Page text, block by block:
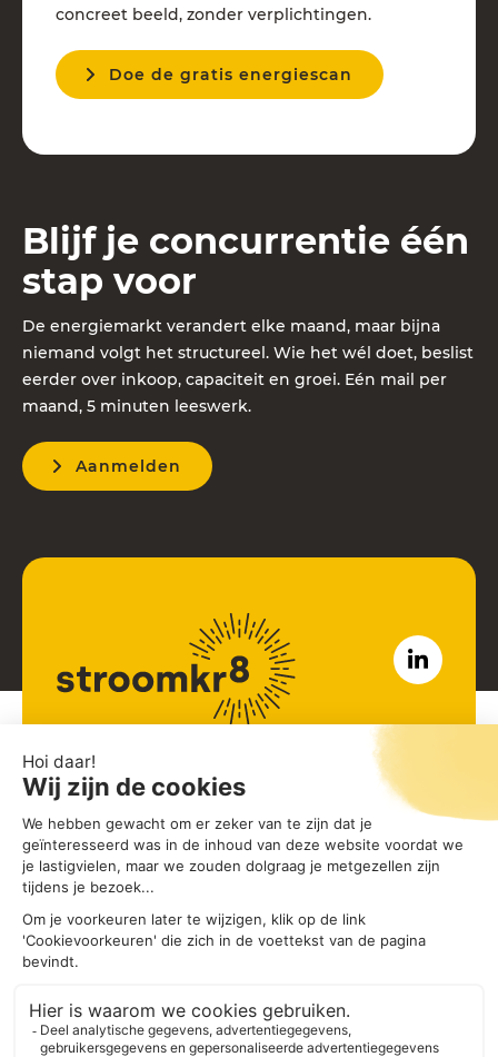
concreet beeld, zonder verplichtingen.
Doe de gratis energiescan
John M Keynesplein 12
1066 EP Amsterdam
Noord-Holland
085 - 00 69 929
Blijf je concurrentie één
stap voor
De energiemarkt verandert elke maand, maar bijna
niemand volgt het structureel. Wie het wél doet, beslist
eerder over inkoop, capaciteit en groei. Eén mail per
maand, 5 minuten leeswerk.
Aanmelden